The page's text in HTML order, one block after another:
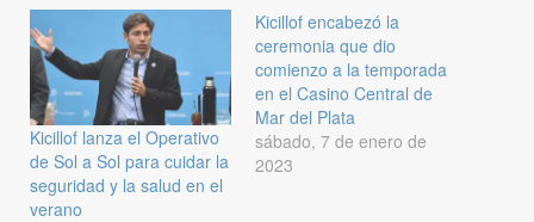
Kicillof lanza el Operativo
de Sol a Sol para cuidar la
seguridad y la salud en el
verano
Kicillof encabezó la
ceremonia que dio
comienzo a la temporada
en el Casino Central de
Mar del Plata
sábado, 7 de enero de
2023